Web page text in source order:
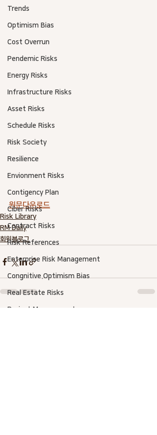
Trends
Optimism Bias
Cost Overrun
Pendemic Risks
Energy Risks
Infrastructure Risks
Asset Risks
Schedule Risks
Risk Society
Resilience
Envionment Risks
Contigency Plan
Ciber Risks
Contract Risks
Risk References
Enterprise Risk Management
Congnitive.Optimism Bias
Real Estate Risks
Project Management
원문다운로드
Risk Library
RM Daily
회원블로그